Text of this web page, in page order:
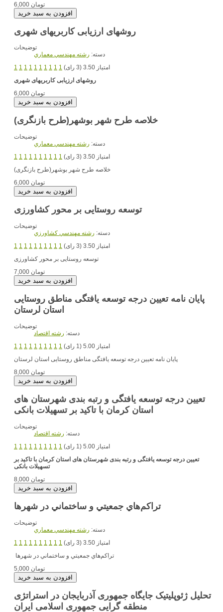
6,000 تومان
روش‏های ارزیابی کاربری‏های شهری
توضیحات
دسته: رشته مهندسي معماري
1 1 1 1 1 1 1 1 1 1
امتیاز 3.50 (3 رای)
روش‏های ارزیابی کاربری‏های شهری
6,000 تومان
خلاصه طرح شهر بوشهر(طرح بازنگری)
توضیحات
دسته: رشته مهندسي معماري
1 1 1 1 1 1 1 1 1 1
امتیاز 3.50 (3 رای)
6,000 تومان
توسعه روستایی بر محور کشاورزی
توضیحات
دسته: رشته مهندسي کشاورزي
1 1 1 1 1 1 1 1 1 1
امتیاز 3.50 (3 رای)
توسعه روستایی بر محور کشاورزی
7,000 تومان
پایان نامه تعیین درجه توسعه یافتگی مناطق روستایی
استان لرستان
توضیحات
دسته: رشته اقتصاد
1 1 1 1 1 1 1 1 1 1
امتیاز 5.00 (1 رای)
8,000 تومان
تعیین درجه توسعه یافتگی و رتبه بندی شهرستان های
استان کرمان با تاکید بر تسهیلات بانکی
توضیحات
دسته: رشته اقتصاد
1 1 1 1 1 1 1 1 1 1
امتیاز 5.00 (1 رای)
تعیین درجه توسعه یافتگی و رتبه بندی شهرستان های استان کرمان با تاکید بر
تسهیلات بانکی
8,000 تومان
تراكم‌هاي جمعيتي و ساختماني در شهرها
توضیحات
دسته: رشته مهندسي معماري
1 1 1 1 1 1 1 1 1 1
امتیاز 3.50 (3 رای)
تراكم‌هاي جمعيتي و ساختماني در شهرها
5,000 تومان
تحلیل ژئوپلیتیک جایگاه جمهوری آذربایجان در استراتژی
منطقه گرایی جمهوری اسلامی ایران